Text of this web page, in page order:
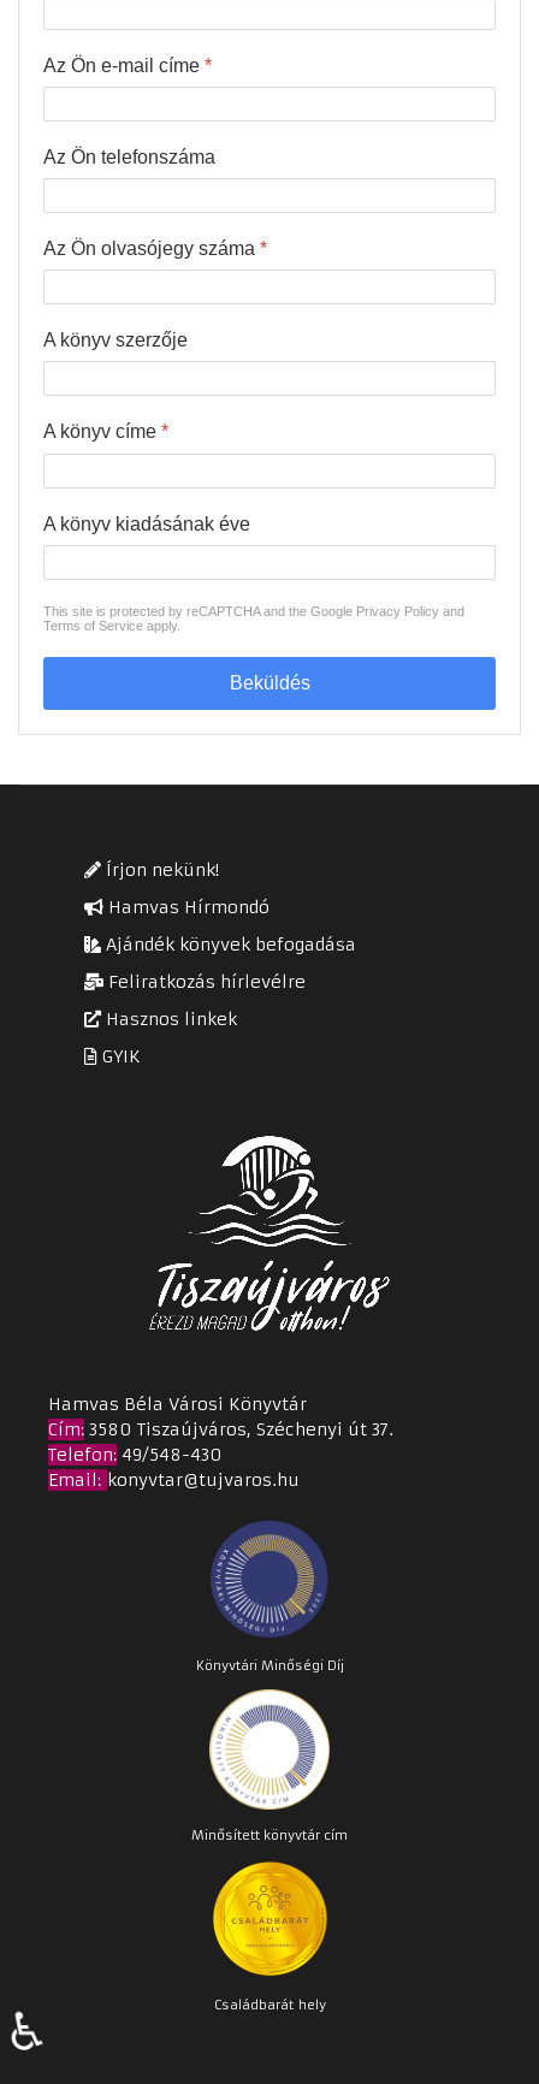
Az Ön e-mail címe *
Az Ön telefonszáma
Az Ön olvasójegy száma *
A könyv szerzője
A könyv címe *
A könyv kiadásának éve
This site is protected by reCAPTCHA and the Google Privacy Policy and
Terms of Service apply.
Beküldés
Írjon nekünk!
Hamvas Hírmondó
Ajándék könyvek befogadása
Feliratkozás hírlevélre
Hasznos linkek
GYIK
Hamvas Béla Városi Könyvtár
Cím: 3580 Tiszaújváros, Széchenyi út 37.
Telefon: 49/548-430
Email: konyvtar@tujvaros.hu
Könyvtári Minőségi Díj
Minősített könyvtár cím
Családbarát hely